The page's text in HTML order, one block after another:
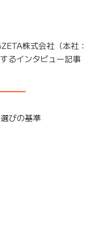
株式会社（本社：
るインタビュー記事
びの基準